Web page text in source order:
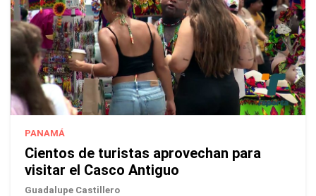
PANAMÁ
Cientos de turistas aprovechan para
visitar el Casco Antiguo
Guadalupe Castillero